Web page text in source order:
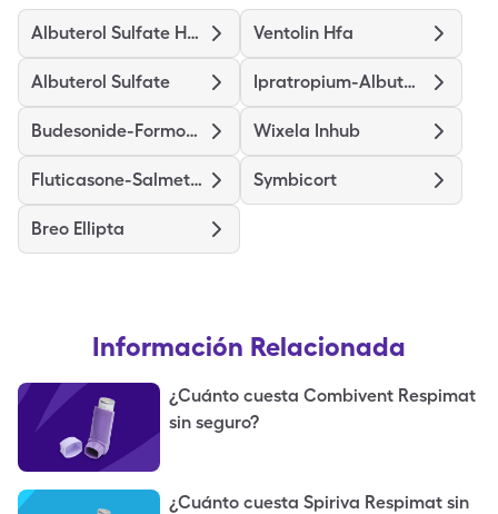
Albuterol Sulfate Hfa Ventolin Hfa
Albuterol Sulfate Ipratropium-Albuterol
Budesonide-Formoterol Fumarate Wixela Inhub
Fluticasone-Salmeterol Symbicort
Breo Ellipta
Información Relacionada
¿Cuánto cuesta Combivent Respimat
sin seguro?
¿Cuánto cuesta Spiriva Respimat sin